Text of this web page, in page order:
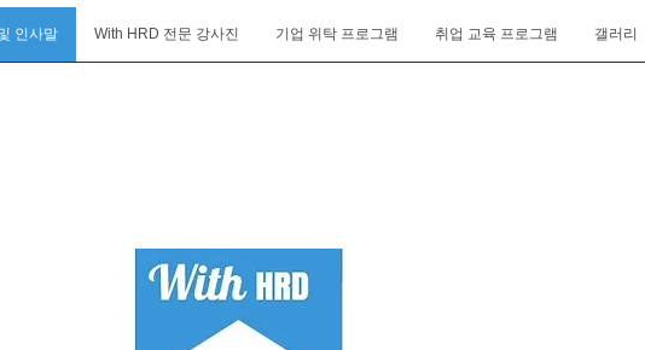
인사말 With HRD 전문 강사진 기업 위탁 프로그램 취업 교육 프로그램 갤러리